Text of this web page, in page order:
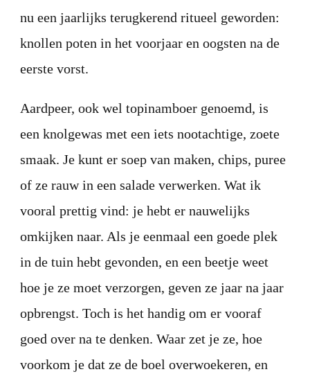
nu een jaarlijks terugkerend ritueel geworden:
knollen poten in het voorjaar en oogsten na de
eerste vorst.
Aardpeer, ook wel topinamboer genoemd, is
een knolgewas met een iets nootachtige, zoete
smaak. Je kunt er soep van maken, chips, puree
of ze rauw in een salade verwerken. Wat ik
vooral prettig vind: je hebt er nauwelijks
omkijken naar. Als je eenmaal een goede plek
in de tuin hebt gevonden, en een beetje weet
hoe je ze moet verzorgen, geven ze jaar na jaar
opbrengst. Toch is het handig om er vooraf
goed over na te denken. Waar zet je ze, hoe
voorkom je dat ze de boel overwoekeren, en